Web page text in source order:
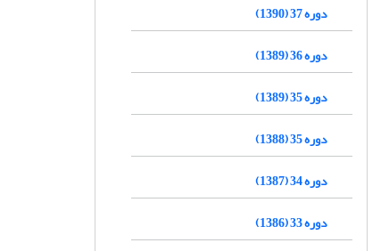
دوره 37 (1390)
دوره 36 (1389)
دوره 35 (1389)
دوره 35 (1388)
دوره 34 (1387)
دوره 33 (1386)